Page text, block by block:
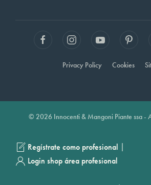
Privacy Policy Cookies
© 2026 Innocenti & Mangoni Piante ssa -
Regístrate como profesional |
Login shop área profesional